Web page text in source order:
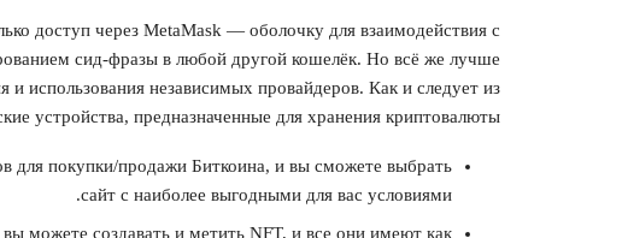
доступ через MetaMask — оболочку для взаимодействия с
сид-фразы в любой другой кошелёк. Но всё же лучше
использования независимых провайдеров. Как и следует из
устройства, предназначенные для хранения криптовалюты.
для покупки/продажи Биткоина, и вы сможете выбрать
сайт с наиболее выгодными для вас условиями.
можете создавать и метить NFT, и все они имеют как